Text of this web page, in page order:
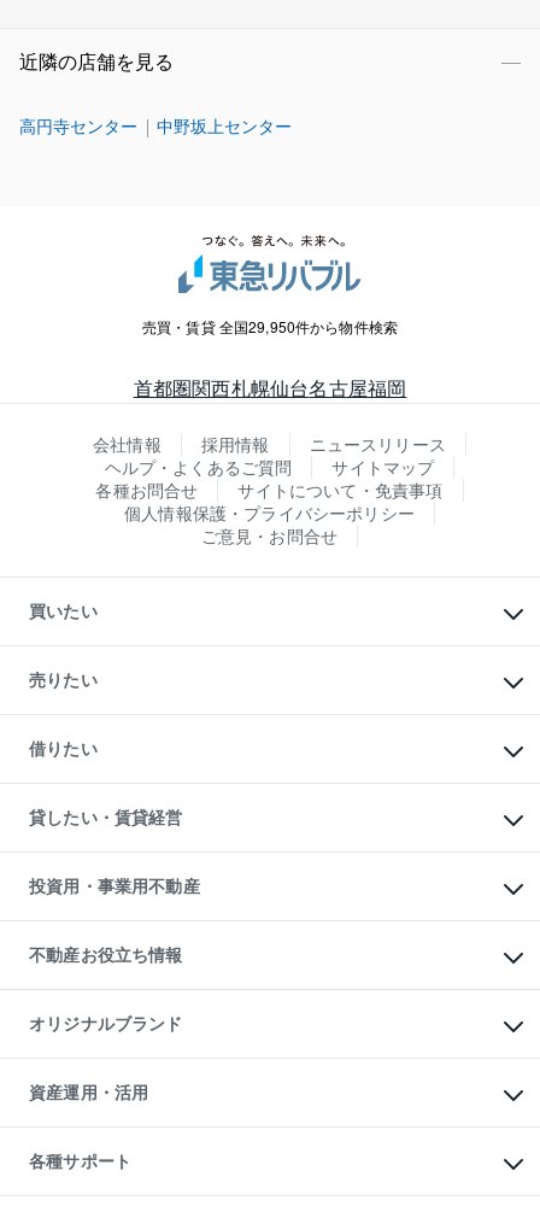
近隣の店舗を見る
高円寺センター 中野坂上センター
売買・賃貸 全国29,950件から物件検索
首都圏関西札幌仙台名古屋福岡
会社情報 採用情報
ニュースリリース
ヘルプ・よくあるご質問
サイトマップ
各種お問合せ
サイトについて・免責事項
個人情報保護・プライバシーポリシー
ご意見・お問合せ
買いたい
新築・分譲マンションの購入
中古マンションの購入
一戸建ての購入
中古一戸建ての購入
不動産購入の流れ
注目キーワード物件特集
購入ガイド
English 繁体中文簡体中文
売りたい
一戸建ての売却・査定
土地の売却・査定
スピードAI査定
不動産査定について
不動産売却の流れ
不動産買換えの流れ
売却ガイド
借りたい
オフィス・店舗の賃貸
借りるときの流れ
借りるガイド
貸したい・賃貸経営
マンション賃料データ
賃貸管理プラン
リロケーションについて
貸すガイド
投資用・事業用不動産
事業用不動産
マンション投資
投資用マンション
アパート経営
収益物件
ビル購入（ビル一棟）
投資用不動産の売却査定
事業用不動産の売却査定
不動産お役立ち情報
マンションライブラリー
人気マンションランキング
暮らしに役立つ不動産メディア
不動産相場・不動産価格情報
不動産コラム・ニュース
不動産用語集
不動産なんでもネット相談室
住まいの税金
オリジナルブランド
一棟リノベーションマンション
L`GENTE（ルジェンテ）
区分リノベーションマンション
投資用一棟レジデンスWELL
不動産小口投資
資産運用・活用
不動産M&A
アセットマネジメント・出資
各種サポート